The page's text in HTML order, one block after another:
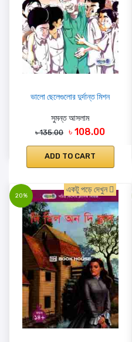
ভালো ছেলেগুলোর দুর্দান্ত মিশন
সুমন্ত আসলাম
৳ 135.00 ৳ 108.00
ADD TO CART
20%
একটু পড়ে দেখুন